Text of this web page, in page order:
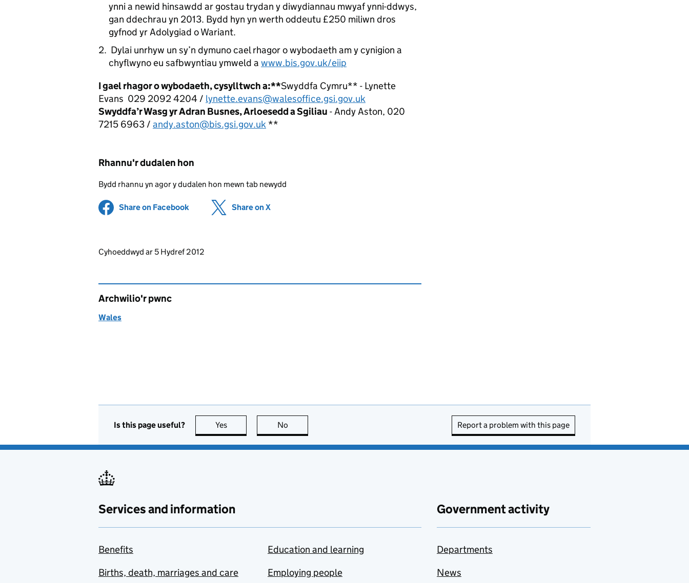
ynni a newid hinsawdd ar gostau trydan y diwydiannau mwyaf ynni-ddwys,
gan ddechrau yn 2013. Bydd hyn yn werth oddeutu £250 miliwn dros
gyfnod yr Adolygiad o Wariant.
Dylai unrhyw un sy’n dymuno cael rhagor o wybodaeth am y cynigion a
chyflwyno eu safbwyntiau ymweld a www.bis.gov.uk/eiip
I gael rhagor o wybodaeth, cysylltwch a:**Swyddfa Cymru** - Lynette
Evans 029 2092 4204 / lynette.evans@walesoffice.gsi.gov.uk
Swyddfa’r Wasg yr Adran Busnes, Arloesedd a Sgiliau - Andy Aston, 020
7215 6963 / andy.aston@bis.gsi.gov.uk **
Rhannu'r dudalen hon
Bydd rhannu yn agor y dudalen hon mewn tab newydd
Share on Facebook (opens in new tab)
Share on X
Updates to this page
Cyhoeddwyd ar 5 Hydref 2012
Archwilio'r pwnc
Wales
Is this page useful? Yes this page is useful
No Report a problem with this page
Services and information
Benefits
Births, death, marriages and care
Education and learning
Employing people
Government activity
Departments
News